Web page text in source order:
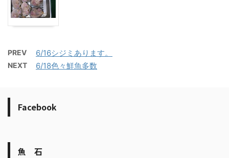
PREV 6/16シジミあります。
NEXT 6/18色々鮮魚多数
Facebook
魚 石